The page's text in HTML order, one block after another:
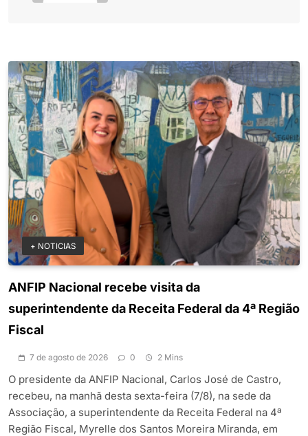
+ NOTICIAS
ANFIP Nacional recebe visita da
superintendente da Receita Federal da 4ª Região
Fiscal
7 de agosto de 2026 0 2 Mins
O presidente da ANFIP Nacional, Carlos José de Castro,
recebeu, na manhã desta sexta-feira (7/8), na sede da
Associação, a superintendente da Receita Federal na 4ª
Região Fiscal, Myrelle dos Santos Moreira Miranda, em